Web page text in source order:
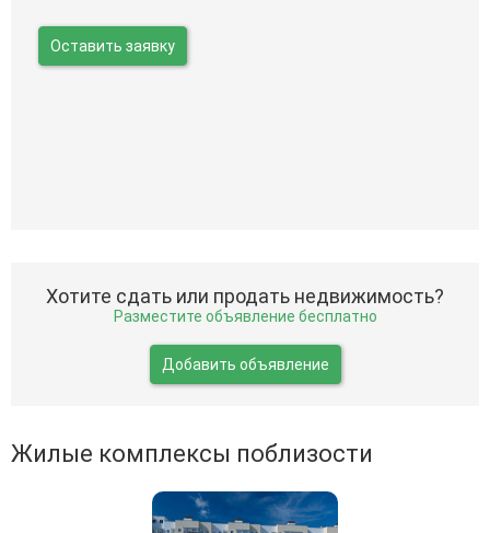
Оставить заявку
Хотите сдать или продать недвижимость?
Разместите объявление бесплатно
Добавить объявление
Жилые комплексы поблизости